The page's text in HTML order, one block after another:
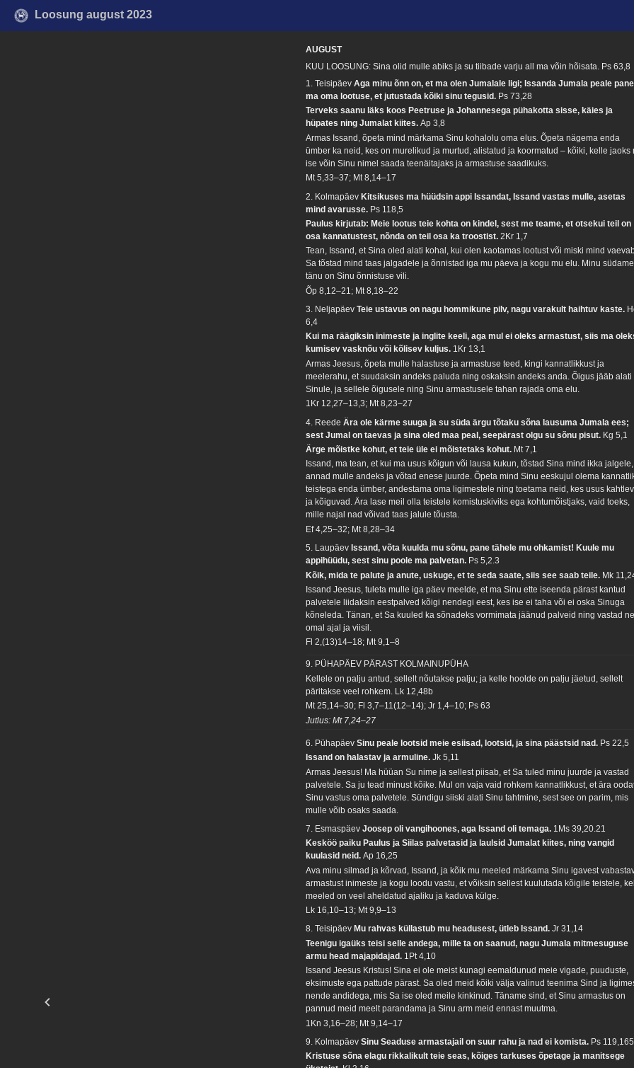
Loosung august 2023
AUGUST
KUU LOOSUNG: Sina olid mulle abiks ja su tiibade varju all ma võin hõisata. Ps 63,8
1. TeisipäevAga minu õnn on, et ma olen Jumalale ligi; Issanda Jumala peale
ma oma lootuse, et jutustada kõiki sinu tegusid. Ps 73,28
Terveks saanu läks koos Peetruse ja Johannesega pühakotta sisse, käies ja
hüpates ning Jumalat kiites.Ap 3,8
Armas Issand, õpeta mind märkama Sinu kohalolu oma elus. Õpeta nägema enda
ümber ka neid, kes on murelikud ja murtud, alistatud ja koormatud – kõiki, kelle jaoks
ise võin Sinu nimel saada teenäitajaks ja armastuse saadikuks.
Mt 5,33–37; Mt 8,14–17
2. KolmapäevKitsikuses ma hüüdsin appi Issandat, Issand vastas mulle, asetas
mind avarusse. Ps 118,5
Paulus kirjutab: Meie lootus teie kohta on kindel, sest me teame, et otsekui teil on
osa kannatustest, nõnda on teil osa ka troostist.2Kr 1,7
Tean, Issand, et Sina oled alati kohal, kui olen kaotamas lootust või miski mind
Sa tõstad mind taas jalgadele ja õnnistad iga mu päeva ja kogu mu elu. Minu südame
tänu on Sinu õnnistuse vili.
Õp 8,12–21; Mt 8,18–22
3. NeljapäevTeie ustavus on nagu hommikune pilv, nagu varakult haihtuv kaste.
6,4
Kui ma räägiksin inimeste ja inglite keeli, aga mul ei oleks armastust, siis ma
kumisev vasknõu või kõlisev kuljus. 1Kr 13,1
Armas Jeesus, õpeta mulle halastuse ja armastuse teed, kingi kannatlikkust ja
meelerahu, et suudaksin andeks paluda ning oskaksin andeks anda. Õigus jääb alati
Sinule, ja sellele õigusele ning Sinu armastusele tahan rajada oma elu.
1Kr 12,27–13,3; Mt 8,23–27
4. ReedeÄra ole kärme suuga ja su süda ärgu tõtaku sõna lausuma Jumala ees;
sest Jumal on taevas ja sina oled maa peal, seepärast olgu su sõnu pisut. Kg 5,1
Ärge mõistke kohut, et teie üle ei mõistetaks kohut. Mt 7,1
Issand, ma tean, et kui ma usus kõigun või lausa kukun, tõstad Sina mind ikka jalgele,
annad mulle andeks ja võtad enese juurde. Õpeta mind Sinu eeskujul olema
teistega enda ümber, andestama oma ligimestele ning toetama neid, kes usus
ja kõiguvad. Ära lase meil olla teistele komistuskiviks ega kohtumõistjaks, vaid toeks,
mille najal nad võivad taas jalule tõusta.
Ef 4,25–32; Mt 8,28–34
5. Laupäev Issand, võta kuulda mu sõnu, pane tähele mu ohkamist! Kuule mu
appihüüdu, sest sinu poole ma palvetan. Ps 5,2.3
Kõik, mida te palute ja anute, uskuge, et te seda saate, siis see saab teile. Mk
Issand Jeesus, tuleta mulle iga päev meelde, et ma Sinu ette iseenda pärast kantud
palvetele liidaksin eestpalved kõigi nendegi eest, kes ise ei taha või ei oska Sinuga
kõneleda. Tänan, et Sa kuuled ka sõnadeks vormimata jäänud palveid ning vastad
omal ajal ja viisil.
Fl 2,(13)14–18; Mt 9,1–8
9. PÜHAPÄEV PÄRAST KOLMAINUPÜHA
Kellele on palju antud, sellelt nõutakse palju; ja kelle hoolde on palju jäetud, sellelt
päritakse veel rohkem. Lk 12,48b
Mt 25,14–30; Fl 3,7–11(12–14); Jr 1,4–10; Ps 63
Jutlus: Mt 7,24–27
6. PühapäevSinu peale lootsid meie esiisad, lootsid, ja sina päästsid nad. Ps 22,5
Issand on halastav ja armuline.Jk 5,11
Armas Jeesus! Ma hüüan Su nime ja sellest piisab, et Sa tuled minu juurde ja vastad
palvetele. Sa ju tead minust kõike. Mul on vaja vaid rohkem kannatlikkust, et ära
Sinu vastus oma palvetele. Sündigu siiski alati Sinu tahtmine, sest see on parim, mis
mulle võib osaks saada.
7. EsmaspäevJoosep oli vangihoones, aga Issand oli temaga. 1Ms 39,20.21
Kesköö paiku Paulus ja Siilas palvetasid ja laulsid Jumalat kiites, ning vangid
kuulasid neid.Ap 16,25
Ava minu silmad ja kõrvad, Issand, ja kõik mu meeled märkama Sinu igavest
armastust inimeste ja kogu loodu vastu, et võiksin sellest kuulutada kõigile teistele,
meeled on veel aheldatud ajaliku ja kaduva külge.
Lk 16,10–13; Mt 9,9–13
8. Teisipäev Mu rahvas küllastub mu headusest, ütleb Issand.Jr 31,14
Teenigu igaüks teisi selle andega, mille ta on saanud, nagu Jumala mitmesuguse
armu head majapidajad. 1Pt 4,10
Issand Jeesus Kristus! Sina ei ole meist kunagi eemaldunud meie vigade, puuduste,
eksimuste ega pattude pärast. Sa oled meid kõiki välja valinud teenima Sind ja
nende andidega, mis Sa ise oled meile kinkinud. Täname sind, et Sinu armastus on
pannud meid meelt parandama ja Sinu arm meid ennast muutma.
1Kn 3,16–28; Mt 9,14–17
9. KolmapäevSinu Seaduse armastajail on suur rahu ja nad ei komista. Ps 119,165
Kristuse sõna elagu rikkalikult teie seas, kõiges tarkuses õpetage ja manitsege